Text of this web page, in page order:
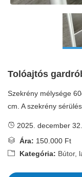
Tolóajtós
Szekrény mélysége
cm. A szekrény
2025. december 32.
Ára: 150.000 Ft
Kategória: Bútor,